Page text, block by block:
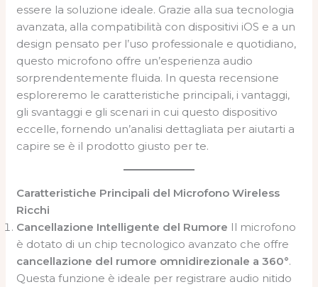
essere la soluzione ideale. Grazie alla sua tecnologia
avanzata, alla compatibilità con dispositivi iOS e a un
design pensato per l’uso professionale e quotidiano,
questo microfono offre un’esperienza audio
sorprendentemente fluida. In questa recensione
esploreremo le caratteristiche principali, i vantaggi,
gli svantaggi e gli scenari in cui questo dispositivo
eccelle, fornendo un’analisi dettagliata per aiutarti a
capire se è il prodotto giusto per te.
Caratteristiche Principali del Microfono Wireless
Ricchi
Cancellazione Intelligente del Rumore Il microfono
è dotato di un chip tecnologico avanzato che offre
cancellazione del rumore omnidirezionale a 360°.
Questa funzione è ideale per registrare audio nitido